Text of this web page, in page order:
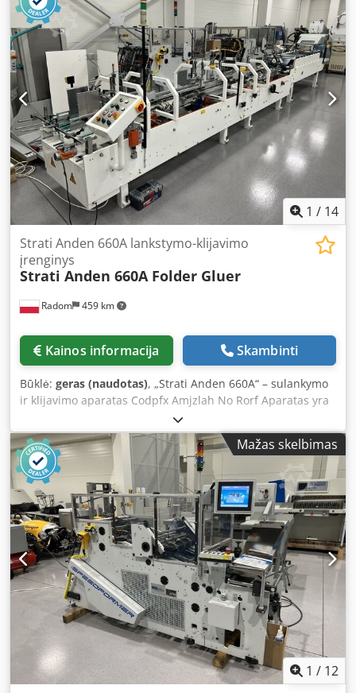
šoninė kasetė po peilio. Papildoma faneruotės kasetė.
Visuose blokuose įrengta garso izoliacija. MBO SBAP-82ME
stūkliavimo presas. Komplekte yra atsarginės dalys ir
dokumentacija. Mašina yra puikios būklės, paruošta
darbui. Crodpfx Aezlaimem Ref
1 / 14
Radom 459 km
Strati Anden 660A lankstymo-klijavimo
įrenginys
Strati Anden 660A Folder Gluer
Kainos informacija Skambinti
Būklė: geras (naudotas), „Strati Anden 660A“ – sulankymo
ir klijavimo aparatas Codpfx Amjzlah No Rorf Aparatas yra
labai geros būklės, neseniai patikrintas, reguliariai
prižiūrimas ir techniškai aptarnaujamas. Šis vieno darbo
ciklo aparatas turi dešinįjį ir kairįjį klijavimo įrenginius.
Pagaminimo metai: 2015 Plotis: 660 mm Maksimalus
greitis: 180 m/min. Maksimalus popieriaus svoris: 600 g/m²
Galia: 4,5 kW Maitinimo įtampa: 230 V Išmatavimai: 750 x
105 cm Svoris: 1800 kg Komplekte yra dokumentų rinkinys
ir padėklas su smulkiomis detalėmis.
Mažas skelbimas
1 / 12